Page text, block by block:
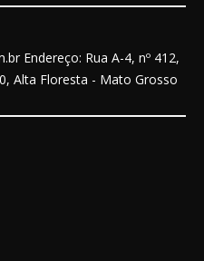
Endereço: Rua A-4, nº 412,
Alta Floresta - Mato Grosso